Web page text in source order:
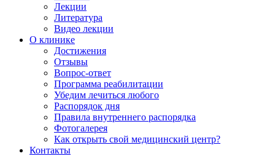
Лекции
Литература
Видео лекции
О клинике
Достижения
Отзывы
Вопрос-ответ
Программа реабилитации
Убедим лечиться любого
Распорядок дня
Правила внутреннего распорядка
Фотогалерея
Как открыть свой медицинский центр?
Контакты